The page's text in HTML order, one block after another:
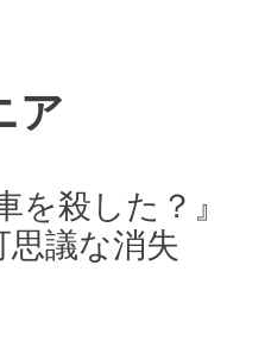
ア
を殺した？』
思議な消失